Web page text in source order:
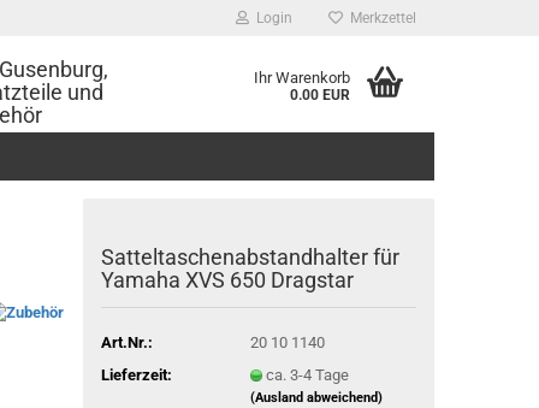
Login Merkzettel
und
Ihr Warenkorb
0.00 EUR
Satteltaschenabstandhalter für
Yamaha XVS 650 Dragstar
Art.Nr.:
20 10 1140
Lieferzeit:
ca. 3-4 Tage
(Ausland abweichend)